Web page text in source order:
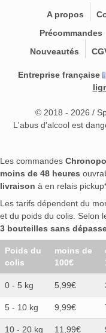
A propos
Précommandes
Nouveautés
Entreprise française
© 2018 - 2026 /
L'abus d'alcool est
Les commandes
moins de 48 heures
livraison à en relais
Les tarifs dépendent du
et du poids du colis. Selon
3 bouteilles sans
Poids du
colis
moins de
100€
0 - 5 kg 5,99€
5 - 10 kg 9,99€
10 - 20 kg 11,99€